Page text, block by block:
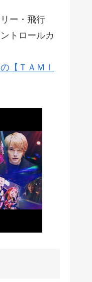
ー・飛行
トロールカ
【ＴＡＭＩ